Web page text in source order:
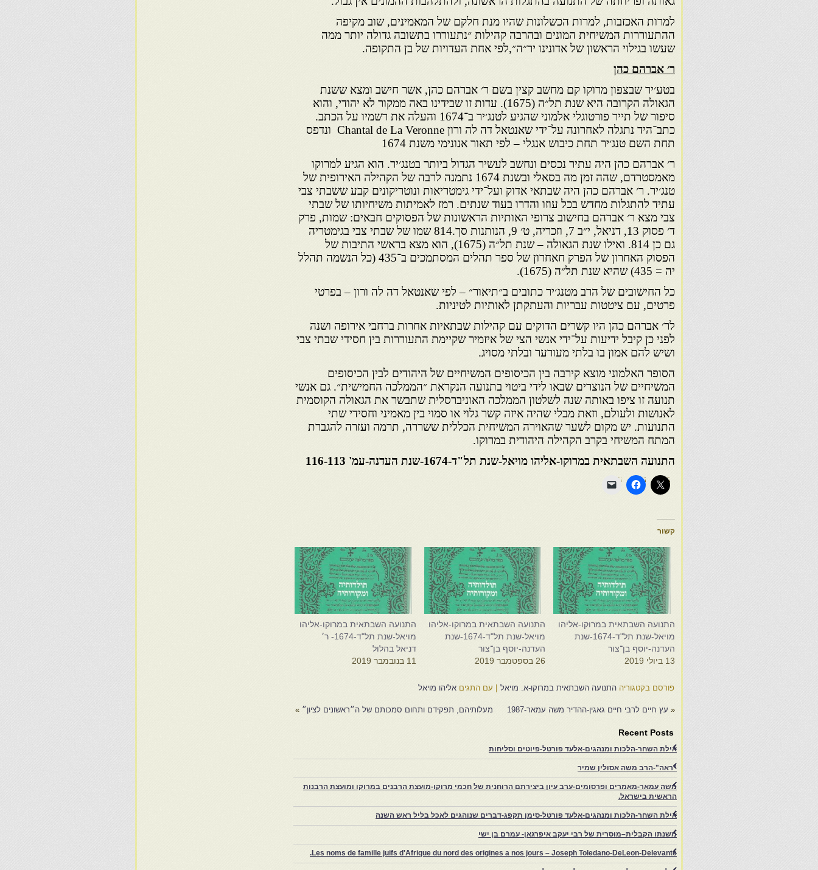
למרות האכזבות, למרות הכשלונות שהיו מנת חלקם של המאמינים, שוב מקיפה
ההתעוררות המשיחית המונים ובהרבה קהילות ״נתעוררו בתשובה גדולה יותר ממה
שעשו בגילוי הראשון של אדונינו יר״ה״,לפי אחת העדויות של בן התקופה.
ר׳ אברהם כהן
בטע׳יר שבצפון מרוקו קם מחשב קצין בשם ר׳ אברהם כהן, אשר חישב ומצא ששנת
הגאולה הקרובה היא שנת תל״ה (1675). עדות זו שבידינו באה ממקור לא יהודי, והוא
סיפור של תייר פורטוגלי אלמוני שהגיע לטנג׳יר ב־1674 והעלה את רשמיו על הכתב.
כתב־היד נתגלה לאחרונה על־ידי שאנטאל דה לה ורון Chantal de La Veronne ונדפס
תחת השם טנג׳יר תחת כיבוש אנגלי – לפי תאור אנונימי משנת 1674
ר׳ אברהם כהן היה עתיר נכסים ונחשב לעשיר הגדול ביותר בטנג׳יר. הוא הגיע למרוקו
מאמסטרדם, שהה זמן מה בסאלי ובשנת 1674 נתמנה לרבה של הקהילה האירופית של
טנג׳יר. ר׳ אברהם כהן היה שבתאי אדוק ועל־ידי גימטריאות ונוטריקונים קבע ששבתי צבי
עתיד להתגלות מחדש בכל עוזו והדרו בעוד שנתים. רמז לאמיתות משיחיותו של שבתי
צבי מצא ר׳ אברהם בחישוב צרופי האותיות הראשונות של הפסוקים חבאים: שמות, פרק
ד׳ פסוק 13, דניאל, י״ב 7, וזכריה, ט׳ 9, הנותנות סך.814 שמו של שבתי צבי בגימטריה
גם כן 814. ואילו שנת הגאולה – שנת תל״ה (1675), הוא מצא בראשי התיבות של
הפסוק האחרון של הפרק חאחרון של ספר תהלים המסתמכים ב־435 (כל הנשמה תהלל
יה = 435) שהיא שנת תל״ה (1675).
כל החישובים של הרב מטנג׳יר כתובים ב״תיאור״ – לפי שאנטאל דה לה ורון – בפרטי
פרטים, עם ציטטות עבריות והעתקתן לאותיות לטיניות.
לר׳ אברהם כהן היו קשרים הדוקים עם קהילות שבתאיות אחרות ברחבי אירופה ושנה
לפני כן קיבל ידיעות על־ידי אנשי הצי של איזמיר שקיימת התעוררות בין חסידי שבתי צבי
ושיש להם אמון בו בלתי מעורער ובלתי מסויג.
הסופר האלמוני מוצא קירבה בין הכיסופים המשיחיים של היהודים לבין הכיסופים
המשיחיים של הנוצרים שבאו לידי ביטוי בתנועה הנקראת ״הממלכה החמישית״. גם אנשי
תנועה זו ציפו באותה שנה לשלטון הממלכה האוניברסלית שתבשר את הגאולה הקוסמית
לאנושות ולעולם, וזאת מבלי שהיה איזה קשר גלוי או סמוי בין מאמיני וחסידי שתי
התנועות. יש מקום לשער שהאוירה המשיחית הכללית ששררה, תרמה ועזרה להגברת
המתח המשיחי בקרב הקהילה היהודית במרוקו.
התנועה השבתאית במרוקו-אליהו מויאל-שנת תל"ד-1674-שנת העדנה-עמ' 116-113
קשור
התנועה השבתאית במרוקו-אליהו
מויאל-שנת תל"ד-1674-שנת
העדנה-יוסף בן־צור
13 ביולי 2019
התנועה השבתאית במרוקו-אליהו
מויאל-שנת תל"ד-1674-שנת
העדנה-יוסף בן־צור
26 בספטמבר 2019
התנועה השבתאית במרוקו-אליהו
מויאל-שנת תל"ד-1674- ר׳
דניאל בהלול
11 בנובמבר 2019
פורסם בקטגוריה התנועה השבתאית במרוקו-א. מויאל עם התגים אליהו מויאל
« עץ חיים לרבי חיים גאגין-ההדיר משה עמאר-1987 מעלותיהם, תפקידם ותחום סמכותם של ה״ראשונים לציון״ »
Recent Posts
אילת השחר-הלכות ומנהגים-אלעד פורטל-פיוטים וסליחות
"ראה"-הרב משה אסולין שמיר
משה עמאר-מאמרים ופרסומים-ערב עיון ביצירתם הרוחנית של חכמי מרוקו-מועצת הרבנים במרוקו ומועצת הרבנות
הראשית בישראל.
אילת השחר-הלכות ומנהגים-אלעד פורטל-סימן תקפג-דברים שנוהגים לאכל בליל ראש השנה
משנתו הקבלית–מוסרית של רבי יעקב איפרגאן- עמרם בן ישי
Les noms de famille juifs d'Afrique du nord des origines a nos jours – Joseph Toledano-DeLeon-Delevante.